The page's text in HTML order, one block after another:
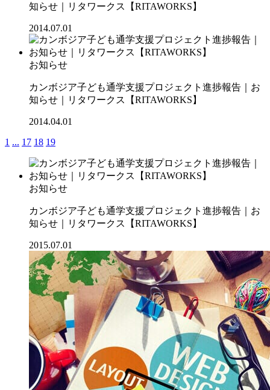
知らせ｜リタワークス【RITAWORKS】
2014.07.01
お知らせ
カンボジア子ども通学支援プロジェクト進捗報告｜お
知らせ｜リタワークス【RITAWORKS】
2014.04.01
1 ... 17 18 19
お知らせ
カンボジア子ども通学支援プロジェクト進捗報告｜お
知らせ｜リタワークス【RITAWORKS】
2015.07.01